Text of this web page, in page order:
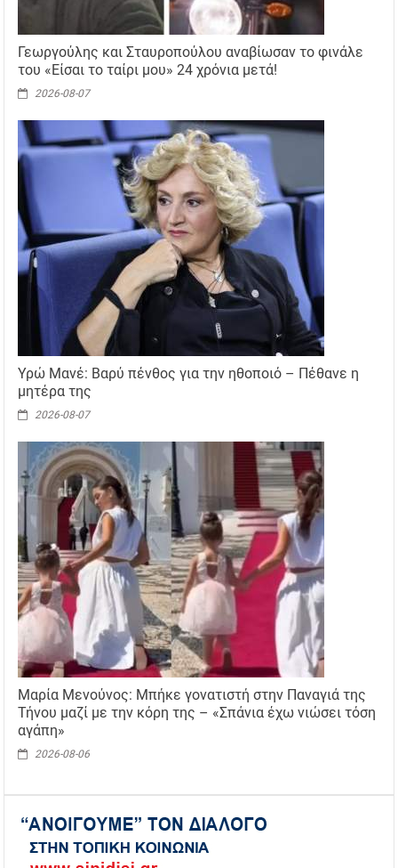
Γεωργούλης και Σταυροπούλου αναβίωσαν το φινάλε
του «Είσαι το ταίρι μου» 24 χρόνια μετά!
2026-08-07
Υρώ Μανέ: Βαρύ πένθος για την ηθοποιό – Πέθανε η
μητέρα της
2026-08-07
Μαρία Μενούνος: Μπήκε γονατιστή στην Παναγιά της
Τήνου μαζί με την κόρη της – «Σπάνια έχω νιώσει τόση
αγάπη»
2026-08-06